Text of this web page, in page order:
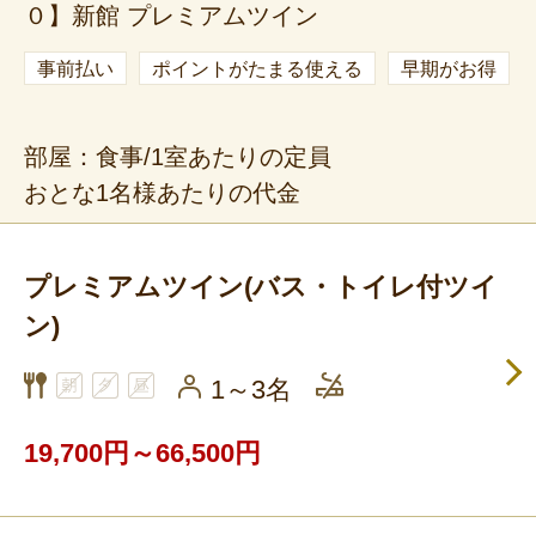
０】新館 プレミアムツイン
事前払い ポイントがたまる使える 早期がお得
部屋：食事/1室あたりの定員
おとな1名様あたりの代金
プレミアムツイン(バス・トイレ付ツイ
ン)
1～3名
19,700円～66,500円